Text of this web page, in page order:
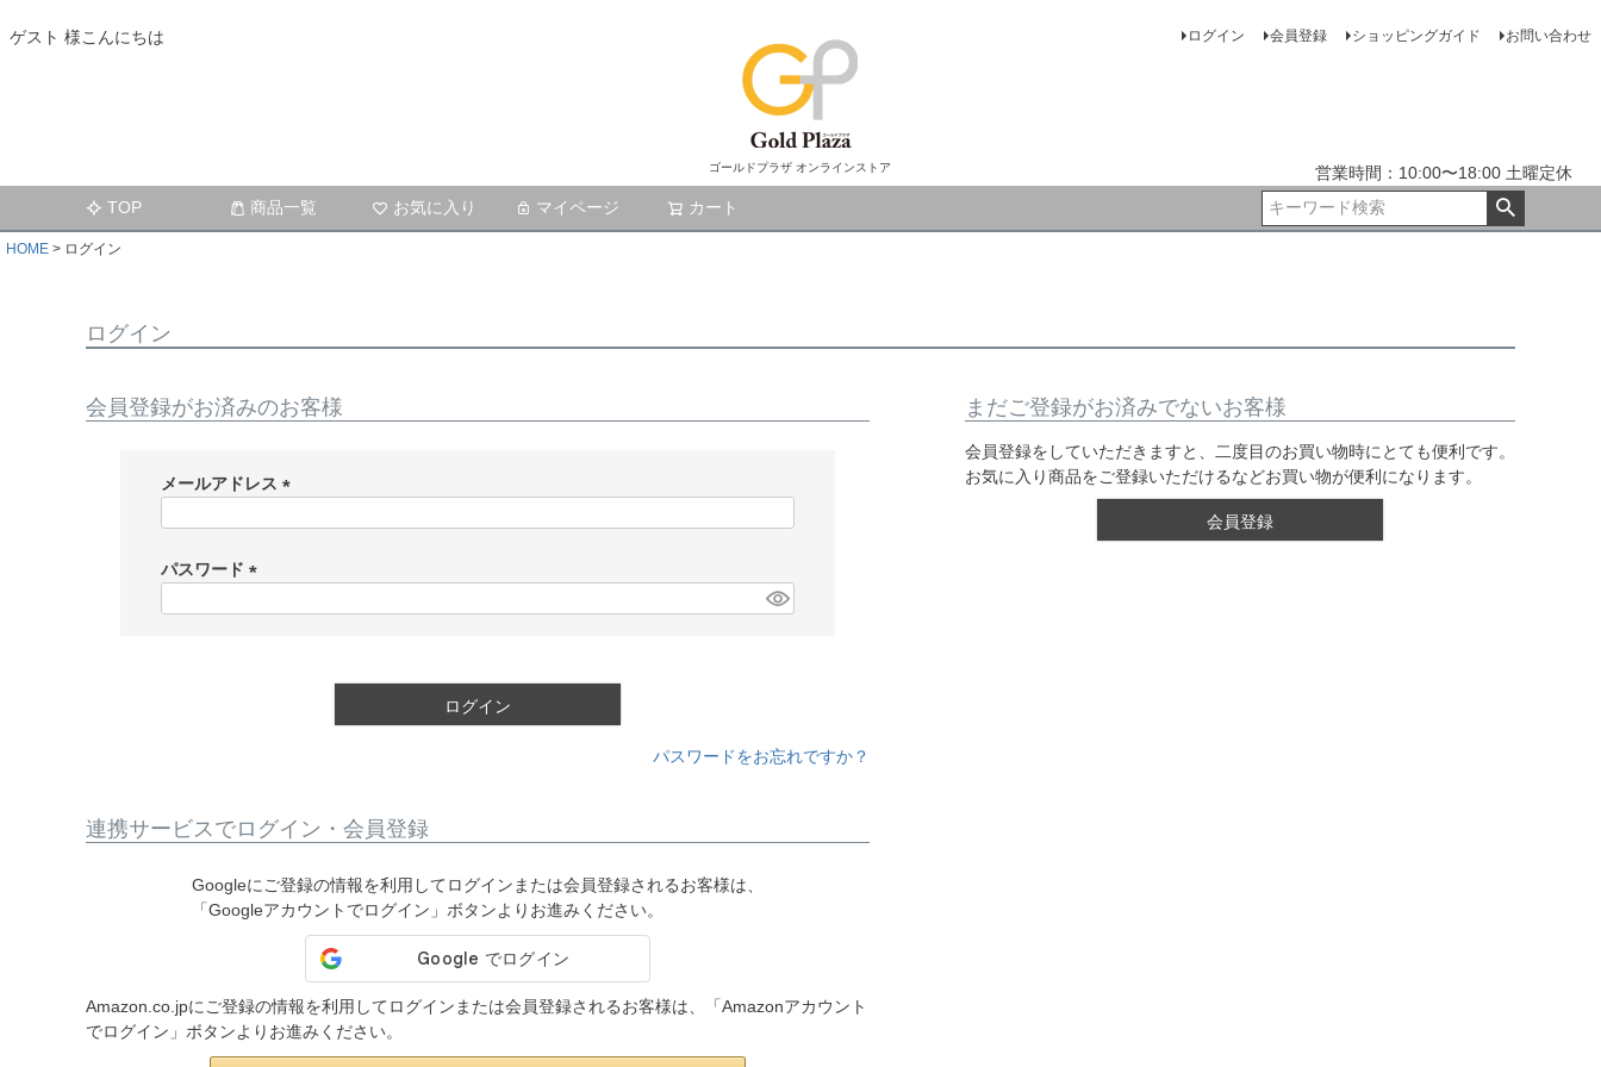
ゲスト 様こんにちは
ゴールドプラザ オンラインストア
ログイン 会員登録 ショッピングガイド お問い合わせ
営業時間：10:00〜18:00 土曜定休
TOP
商品一覧 お気に入り マイページ カート
HOME ログイン
ログイン
会員登録がお済みのお客様
メールアドレス
)
パスワード
ログイン
パスワードをお忘れですか？
連携サービスでログイン・会員登録
Googleにご登録の情報を利用してログインまたは会員登録されるお客様は、
「Googleアカウントでログイン」ボタンよりお進みください。
Amazon.co.jpにご登録の情報を利用してログインまたは会員登録されるお客様は、「Amazonアカウント
でログイン」ボタンよりお進みください。
まだご登録がお済みでないお客様
会員登録をしていただきますと、二度目のお買い物時にとても便利です。
お気に入り商品をご登録いただけるなどお買い物が便利になります。
会員登録